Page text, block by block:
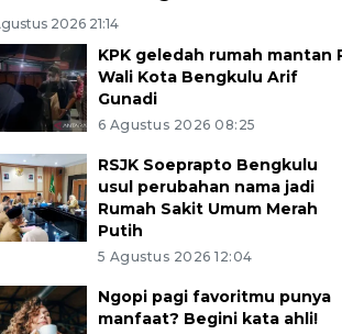
2026 21:14
KPK geledah rumah mantan
Wali Kota Bengkulu Arif
Gunadi
6 Agustus 2026 08:25
RSJK Soeprapto Bengkulu
usul perubahan nama jadi
Rumah Sakit Umum Merah
Putih
5 Agustus 2026 12:04
Ngopi pagi favoritmu punya
manfaat? Begini kata ahli!